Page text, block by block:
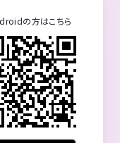
の方はこちら